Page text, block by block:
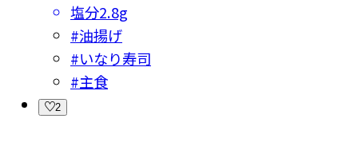
塩分2.8g
#油揚げ
#いなり寿司
#主食
2